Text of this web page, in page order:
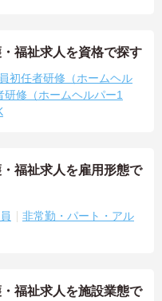
福祉求人を資格で探す
初任者研修（ホームヘル
研修（ホームヘルパー1
福祉求人を雇用形態で
非常勤・パート・アル
福祉求人を施設業態で